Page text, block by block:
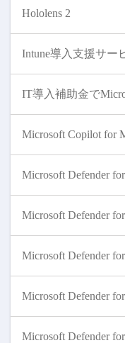
Hololens 2
Intune導入支援サー
IT導入補助金で
Microsoft Copilot for
Microsoft Defender
Microsoft Defender
Microsoft Defender
Microsoft Defender
Microsoft Defender